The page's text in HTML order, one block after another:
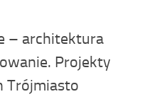
– architektura
Projekty
Trójmiasto